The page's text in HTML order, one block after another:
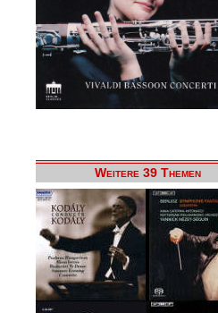
Weitere 39 Themen